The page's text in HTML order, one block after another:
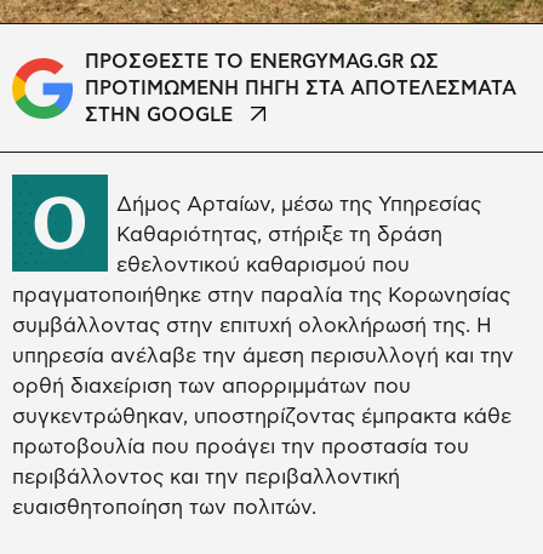
ΠΡΟΣΘΕΣΤΕ ΤΟ ENERGYMAG.GR ΩΣ
ΠΡΟΤΙΜΩΜΕΝΗ ΠΗΓΗ ΣΤΑ ΑΠΟΤΕΛΕΣΜΑΤΑ
ΣΤΗΝ GOOGLE
Ο
Δήμος Αρταίων, μέσω της Υπηρεσίας
Καθαριότητας, στήριξε τη δράση
εθελοντικού καθαρισμού που
πραγματοποιήθηκε στην παραλία της Κορωνησίας
συμβάλλοντας στην επιτυχή ολοκλήρωσή της. Η
υπηρεσία ανέλαβε την άμεση περισυλλογή και την
ορθή διαχείριση των απορριμμάτων που
συγκεντρώθηκαν, υποστηρίζοντας έμπρακτα κάθε
πρωτοβουλία που προάγει την προστασία του
περιβάλλοντος και την περιβαλλοντική
ευαισθητοποίηση των πολιτών.